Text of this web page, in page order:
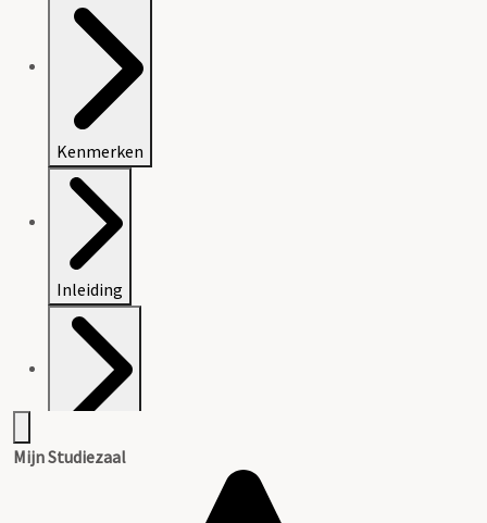
Kenmerken
Inleiding
Mijn Studiezaal